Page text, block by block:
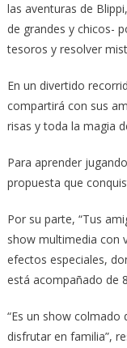
las aventuras de
de grandes y chicos-
tesoros y resolver
En un divertido
compartirá con sus
risas y toda la magia
Para aprender
propuesta que
Por su parte, “Tus
show multimedia con
efectos especiales,
está acompañado de
“Es un show
disfrutar en familia”,